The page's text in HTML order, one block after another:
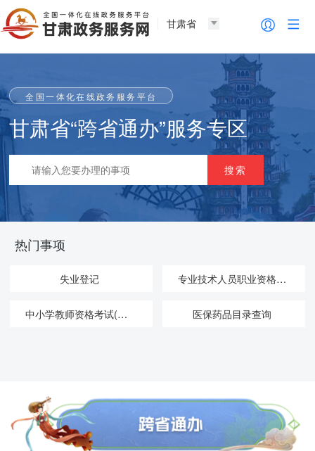
甘肃省
全国一体化在线政务服务平台
甘肃省“跨省通办”服务专区
热门事项
失业登记 专业技术人员职业资格证书查询、核验
中小学教师资格考试(NTCE)合格证明查询 医保药品目录查询